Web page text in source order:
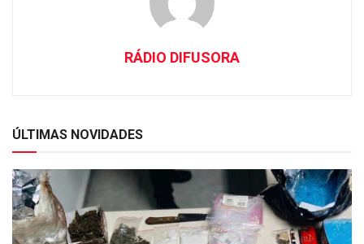
RÁDIO DIFUSORA
ÚLTIMAS NOVIDADES